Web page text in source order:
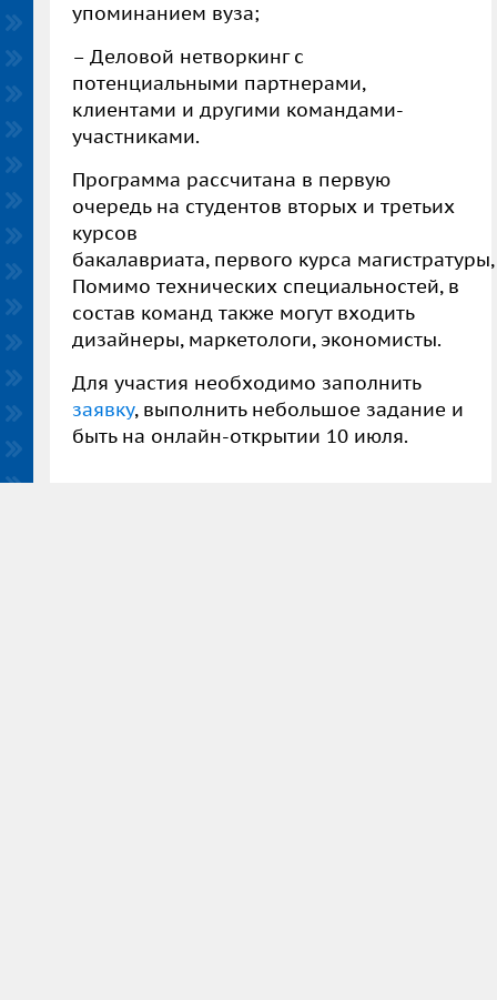
упоминанием вуза;
– Деловой нетворкинг с
потенциальными партнерами,
клиентами и другими командами-
участниками.
Программа рассчитана в первую
очередь на студентов вторых и третьих
курсов
бакалавриата, первого курса
Помимо технических специальностей, в
состав команд также могут входить
дизайнеры, маркетологи, экономисты.
Для участия необходимо заполнить
заявку, выполнить небольшое задание и
быть на онлайн-открытии 10 июля.